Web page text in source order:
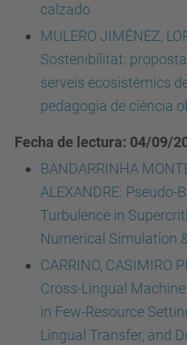
calzado
MULERO JIMÉNEZ,
Sostenibilitat:
serveis ecosistèmics
pedagogia de ciència
Fecha de lectura: 04/09/
BANDARRINHA
ALEXANDRE: Pseudo-
Turbulence in
Numerical Simulation
CARRINO, CASIMIRO
Cross-Lingual
in Few-Resource
Lingual Transfer, and